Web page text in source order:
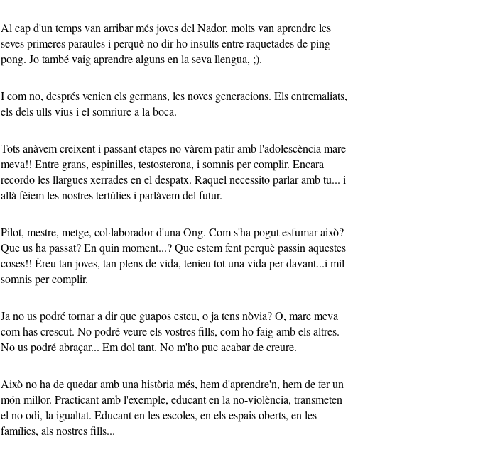
Al cap d'un temps van arribar més joves del Nador, molts van aprendre les
seves primeres paraules i perquè no dir-ho insults entre raquetades de ping
pong. Jo també vaig aprendre alguns en la seva llengua, ;).
I com no, després venien els germans, les noves generacions. Els entremaliats,
els dels ulls vius i el somriure a la boca.
Tots anàvem creixent i passant etapes no vàrem patir amb l'adolescència mare
meva!! Entre grans, espinilles, testosterona, i somnis per complir. Encara
recordo les llargues xerrades en el despatx. Raquel necessito parlar amb tu... i
allà fèiem les nostres tertúlies i parlàvem del futur.
Pilot, mestre, metge, col·laborador d'una Ong. Com s'ha pogut esfumar això?
Que us ha passat? En quin moment...? Que estem fent perquè passin aquestes
coses!! Éreu tan joves, tan plens de vida, teníeu tot una vida per davant...i mil
somnis per complir.
Ja no us podré tornar a dir que guapos esteu, o ja tens nòvia? O, mare meva
com has crescut. No podré veure els vostres fills, com ho faig amb els altres.
No us podré abraçar... Em dol tant. No m'ho puc acabar de creure.
Això no ha de quedar amb una història més, hem d'aprendre'n, hem de fer un
món millor. Practicant amb l'exemple, educant en la no-violència, transmeten
el no odi, la igualtat. Educant en les escoles, en els espais oberts, en les
famílies, als nostres fills...